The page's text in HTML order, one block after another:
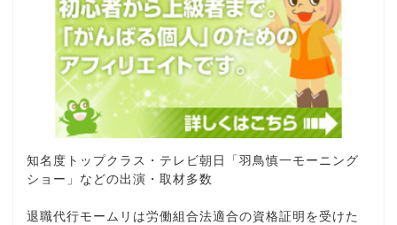
知名度トップクラス・テレビ朝日「羽鳥慎一モーニング
ショー」などの出演・取材多数
退職代行モームリは労働組合法適合の資格証明を受けた